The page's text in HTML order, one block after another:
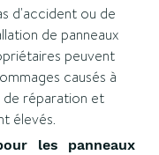
d'accident ou de
de panneaux
peuvent
causés à
de réparation et
élevés.
les panneaux